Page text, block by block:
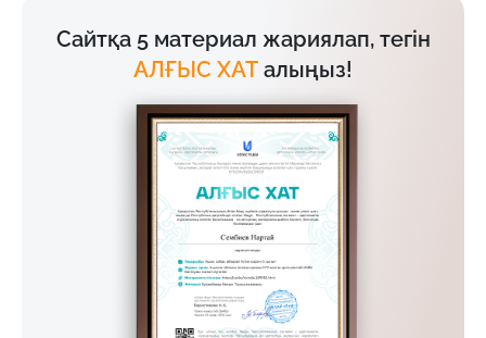
Сайтқа 5 материал жариялап, тегін
АЛҒЫС ХАТ алыңыз!